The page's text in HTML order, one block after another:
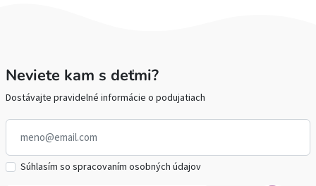
Neviete kam s deťmi?
Dostávajte pravidelné informácie o podujatiach
Súhlasím so spracovaním osobných údajov